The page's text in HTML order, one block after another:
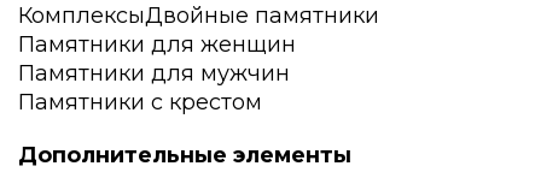
КомплексыДвойные памятники
Памятники для женщин
Памятники для мужчин
Памятники с крестом
Дополнительные элементы